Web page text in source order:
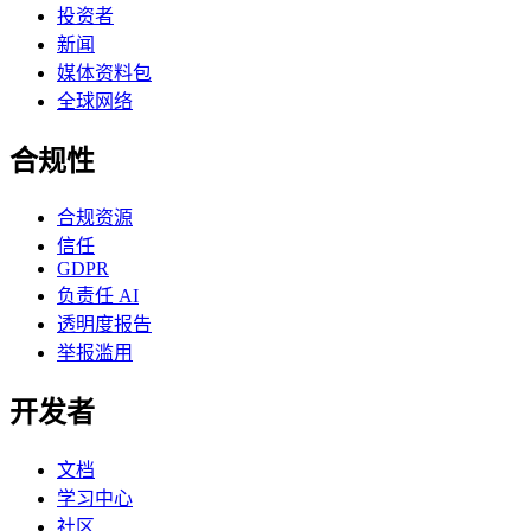
投资者
新闻
媒体资料包
全球网络
合规性
合规资源
信任
GDPR
负责任 AI
透明度报告
举报滥用
开发者
文档
学习中心